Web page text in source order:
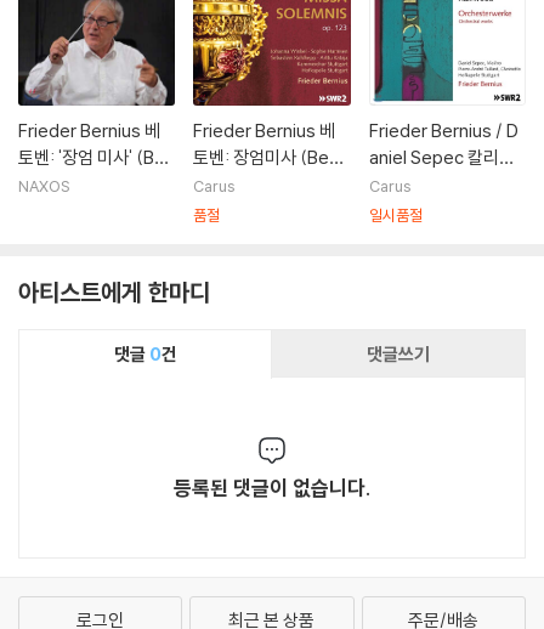
Frieder Bernius 베
토벤: '장엄 미사' (Be
ethoven: 'Missa So
NAXOS
Frieder Bernius 베
토벤: 장엄미사 (Beet
hoven: Missa Sole
mnis)
Carus
품절
Frieder Bernius / D
aniel Sepec 칼리보
다: 관현악 작품집 - 바
이올린 콘체르티노, 교
베르니우스
Carus
일시품절
아티스트에게 한마디
댓글 0건 댓글쓰기
등록된 댓글이 없습니다.
로그인 최근 본 상품 주문/배송